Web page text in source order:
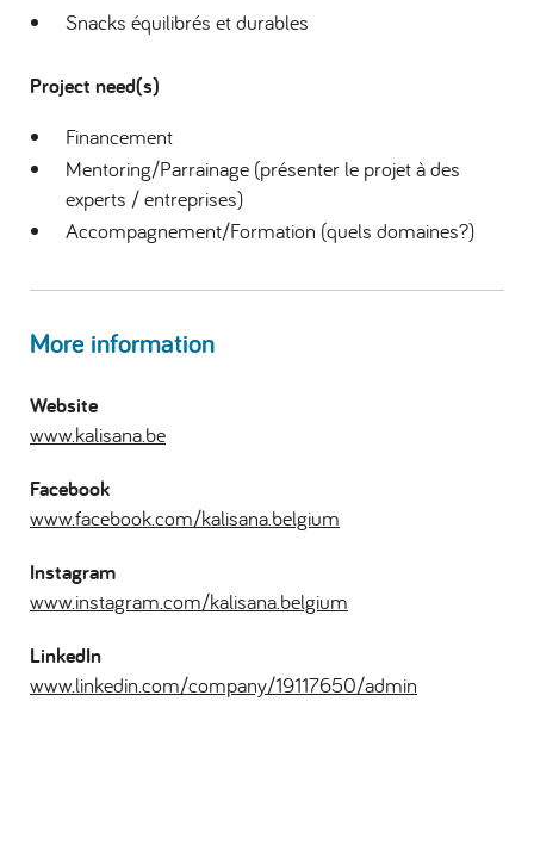
Snacks équilibrés et durables
Project need(s)
Financement
Mentoring/Parrainage (présenter le projet à des
experts / entreprises)
Accompagnement/Formation (quels domaines?)
More information
Website
www.kalisana.be
Facebook
www.facebook.com/kalisana.belgium
Instagram
www.instagram.com/kalisana.belgium
LinkedIn
www.linkedin.com/company/19117650/admin